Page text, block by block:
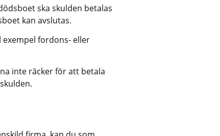
ska skulden betalas
kan avslutas.
fordons- eller
inte räcker för att betala